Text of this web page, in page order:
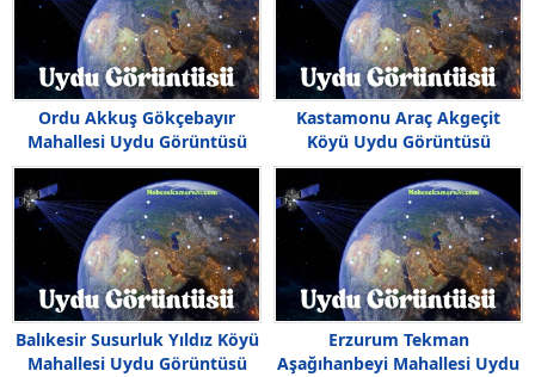
Ordu Akkuş Gökçebayır
Mahallesi Uydu Görüntüsü
Kastamonu Araç Akgeçit
Köyü Uydu Görüntüsü
Balıkesir Susurluk Yıldız Köyü
Mahallesi Uydu Görüntüsü
Erzurum Tekman
Aşağıhanbeyi Mahallesi Uydu